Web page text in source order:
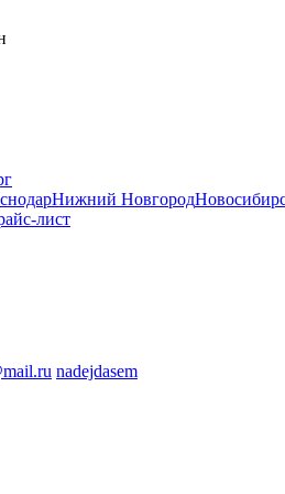
Нижний Новгород
лист
nadejdasem